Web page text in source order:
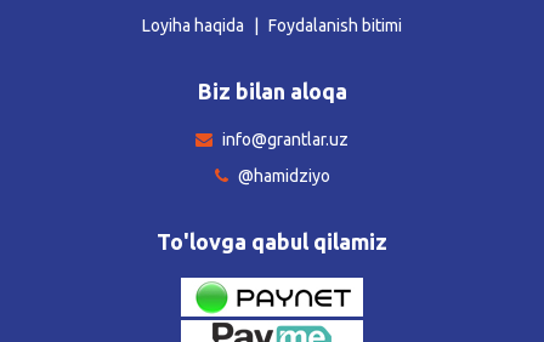
Loyiha haqida
Foydalanish bitimi
Biz bilan aloqa
info@grantlar.uz
@hamidziyo
To'lovga qabul qilamiz